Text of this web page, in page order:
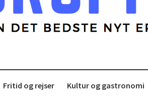
Fritid og rejser Kultur og gastronomi